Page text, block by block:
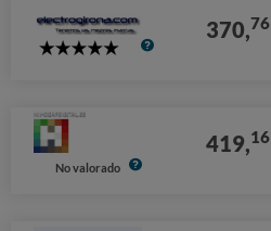
5
370,76
No valorado
419,16